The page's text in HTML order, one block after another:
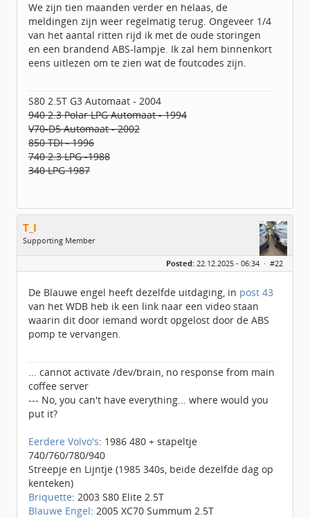
Geregistreerd:11 / 2015
We zijn tien maanden verder en helaas, de
meldingen zijn weer regelmatig terug. Ongeveer 1/4
van het aantal ritten rijd ik met de oude storingen
en een brandend ABS-lampje. Ik zal hem binnenkort
eens uitlezen om te zien wat de foutcodes zijn.
S80 2.5T G3 Automaat - 2004
940 2.3 Polar LPG Automaat - 1994
V70-D5 Automaat - 2002
850 TDI - 1996
740 2.3 LPG -1988
340 LPG 1987
T_I
Supporting Member
Geslacht:
Leeftijd:
53
Berichten:
1297
Geregistreerd:09 / 2018
Posted: 22.12.2025 - 06:34 · #22
De Blauwe engel heeft dezelfde uitdaging, in post 43
van het WDB heb ik een link naar een video staan
waarin dit door iemand wordt opgelost door de ABS
pomp te vervangen.
... cannot activate /dev/brain, no response from main
coffee server
--- No, you can't have everything... where would you
put it?
Eerdere Volvo's: 1986 480 + stapeltje
740/760/780/940
Streepje en Lijntje (1985 340s, beide dezelfde dag op
kenteken)
Briquette: 2003 S80 Elite 2.5T
Blauwe Engel: 2005 XC70 Summum 2.5T